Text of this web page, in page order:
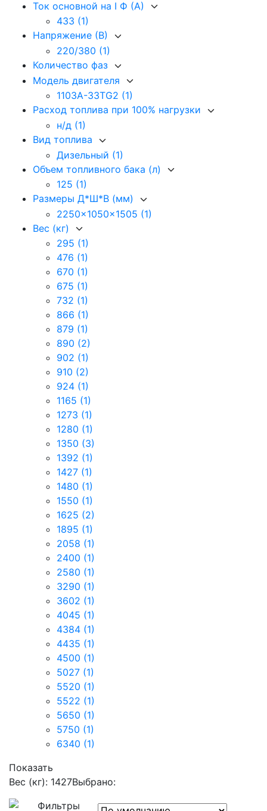
Ток основной на I Ф (А)
433 (1)
Напряжение (В)
220/380 (1)
Количество фаз
Модель двигателя
1103A-33TG2 (1)
Расход топлива при 100% нагрузки
н/д (1)
Вид топлива
Дизельный (1)
Объем топливного бака (л)
125 (1)
Размеры Д*Ш*В (мм)
2250x1050x1505 (1)
Вес (кг)
295 (1)
476 (1)
670 (1)
675 (1)
732 (1)
866 (1)
879 (1)
890 (2)
902 (1)
910 (2)
924 (1)
1165 (1)
1273 (1)
1280 (1)
1350 (3)
1392 (1)
1427 (1)
1480 (1)
1550 (1)
1625 (2)
1895 (1)
2058 (1)
2400 (1)
2580 (1)
3290 (1)
3602 (1)
4045 (1)
4384 (1)
4435 (1)
4500 (1)
5027 (1)
5520 (1)
5522 (1)
5650 (1)
5750 (1)
6340 (1)
Показать
Вес (кг): 1427Выбрано:
Фильтры